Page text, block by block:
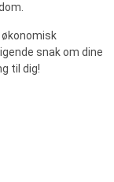
snak om dine
til dig!